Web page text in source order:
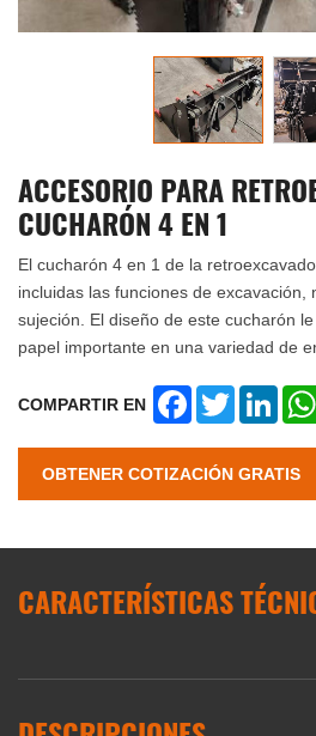
ACCESORIO PARA
CUCHARÓN 4 EN 1
El cucharón 4 en 1 de la
incluidas las funciones de excavación,
sujeción. El diseño de este cucharón
papel importante en una variedad de
COMPARTIR EN FacebookTwitter
OBTENER COTIZACIÓN GRATIS
CARACTERÍSTICAS